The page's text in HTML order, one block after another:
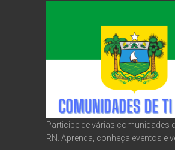
Participe de várias comunidades
RN. Aprenda, conheça eventos e